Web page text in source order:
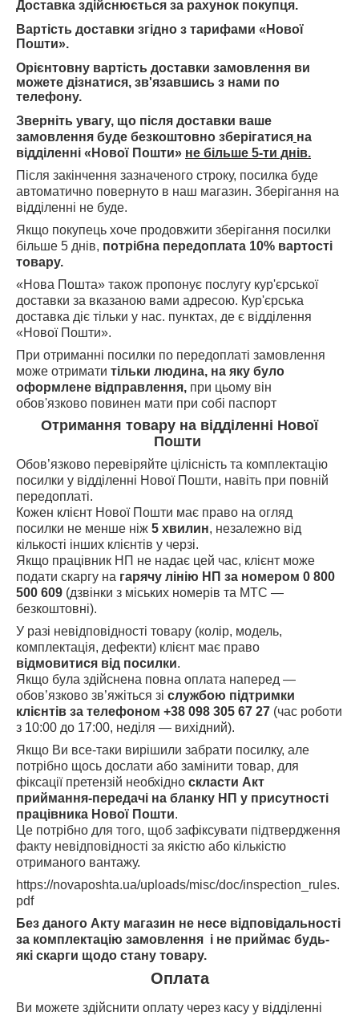
Доставка здійснюється за рахунок покупця.
Вартість доставки згідно з тарифами «Нової
Пошти».
Орієнтовну вартість доставки замовлення ви
можете дізнатися, зв'язавшись з нами по
телефону.
Зверніть увагу, що після доставки ваше
замовлення буде безкоштовно зберігатися на
відділенні «Нової Пошти» не більше 5-ти днів.
Після закінчення зазначеного строку, посилка буде
автоматично повернуто в наш магазин. Зберігання на
відділенні не буде.
Якщо покупець хоче продовжити зберігання посилки
більше 5 днів, потрібна передоплата 10% вартості
товару.
«Нова Пошта» також пропонує послугу кур'єрської
доставки за вказаною вами адресою. Кур'єрська
доставка діє тільки у нас. пунктах, де є відділення
«Нової Пошти».
При отриманні посилки по передоплаті замовлення
може отримати тільки людина, на яку було
оформлене відправлення, при цьому він
обов'язково повинен мати при собі паспорт
Отримання товару на відділенні Нової
Пошти
Обов’язково перевіряйте цілісність та комплектацію
посилки у відділенні Нової Пошти, навіть при повній
передоплаті.
Кожен клієнт Нової Пошти має право на огляд
посилки не менше ніж 5 хвилин, незалежно від
кількості інших клієнтів у черзі.
Якщо працівник НП не надає цей час, клієнт може
подати скаргу на гарячу лінію НП за номером 0 800
500 609 (дзвінки з міських номерів та МТС —
безкоштовні).
У разі невідповідності товару (колір, модель,
комплектація, дефекти) клієнт має право
відмовитися від посилки.
Якщо була здійснена повна оплата наперед —
обов’язково зв’яжіться зі службою підтримки
клієнтів за телефоном +38 098 305 67 27 (час роботи
з 10:00 до 17:00, неділя — вихідний).
Якщо Ви все-таки вирішили забрати посилку, але
потрібно щось дослати або замінити товар, для
фіксації претензій необхідно скласти Акт
приймання-передачі на бланку НП у присутності
працівника Нової Пошти.
Це потрібно для того, щоб зафіксувати підтвердження
факту невідповідності за якістю або кількістю
отриманого вантажу.
https://novaposhta.ua/uploads/misc/doc/inspection_rules.
pdf
Без даного Акту магазин не несе відповідальності
за комплектацію замовлення і не приймає будь-
які скарги щодо стану товару.
Оплата
Ви можете здійснити оплату через касу у відділенні